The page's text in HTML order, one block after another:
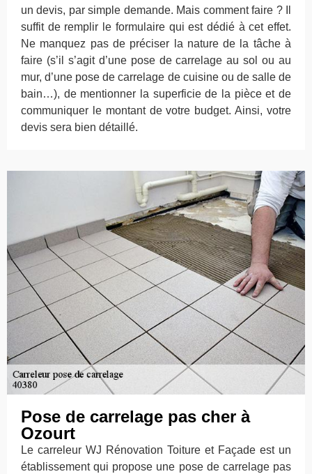
un devis, par simple demande. Mais comment faire ? Il
suffit de remplir le formulaire qui est dédié à cet effet.
Ne manquez pas de préciser la nature de la tâche à
faire (s’il s’agit d’une pose de carrelage au sol ou au
mur, d’une pose de carrelage de cuisine ou de salle de
bain…), de mentionner la superficie de la pièce et de
communiquer le montant de votre budget. Ainsi, votre
devis sera bien détaillé.
Pose de carrelage pas cher à
Ozourt
Le carreleur WJ Rénovation Toiture et Façade est un
établissement qui propose une pose de carrelage pas